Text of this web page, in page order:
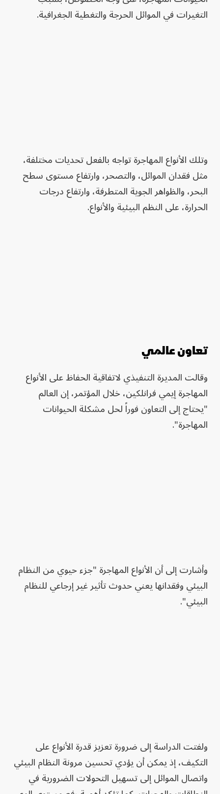
التغيرات في الموائل الحرجة والتغطية الجغرافية.
وتلك الأنواع المهاجرة تواجه بالفعل تحديات مختلفة،
مثل فقدان الموائل، والتصحر، وارتفاع مستوى سطح
البحر، والظواهر الجوية المتطرفة، وارتفاع درجات
الحرارة، على النظم البيئية والأنواع.
تعاون عالمي
وقالت المديرة التنفيذي لاتفاقية الحفاظ على الأنواع
المهاجرة إيمي فرانلكين، خلال المؤتمر، إن العالم
"يحتاج إلى التعاون فوراً لحل مشكلة الحيوانات
المهاجرة".
وأشارت إلى أن الأنواع المهاجرة "جزء حيوي من النظام
البيئي وفقدانها يعني حدوث تأثير غير إرجاعي للنظام
البيئي".
ولفتت الدراسة إلى ضرورة تعزيز قدرة الأنواع على
التكيف، إذ يمكن أن يؤدي تحسين مرونة النظام البيئي
واتصال الموائل إلى تسهيل التحولات الضرورية في